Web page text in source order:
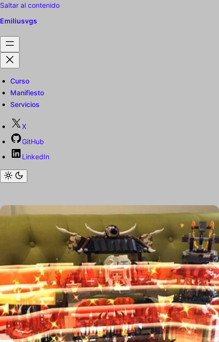
Saltar al contenido
Emiliusvgs
Curso
Manifiesto
Servicios
X
GitHub
LinkedIn